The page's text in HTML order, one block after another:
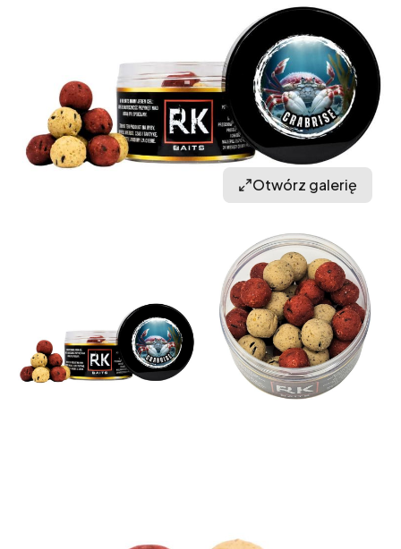
Otwórz galerię